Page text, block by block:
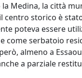
Medina, la città
centro storico è
poteva essere
come serbatoio
almeno a
a parziale